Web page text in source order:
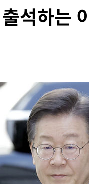
석하는